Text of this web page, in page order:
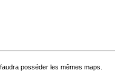
posséder les mêmes maps.